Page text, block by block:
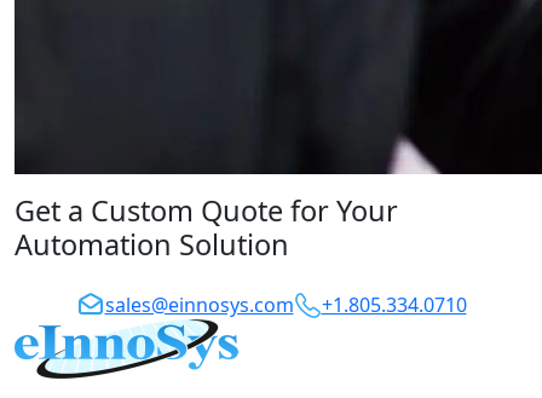
Get a Custom Quote for Your
Automation Solution
sales@einnosys.com +1.805.334.0710